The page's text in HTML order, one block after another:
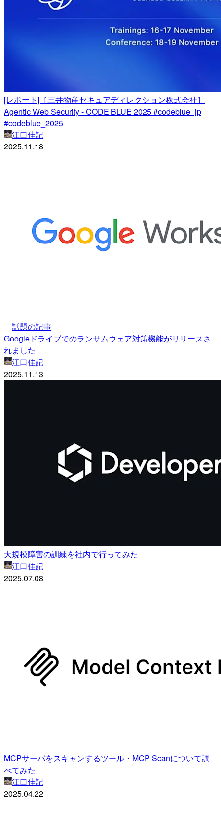
[レポート]［三井物産セキュアディレクション株式会社］
Agentic Web Security - CODE BLUE 2025 #codeblue_jp
#codeblue_2025
江口佳記
2025.11.18
話題の記事
Googleドライブでのランサムウェア対策機能がリリースさ
れました
江口佳記
2025.11.13
大規模障害の訓練を社内で行ってみた
江口佳記
2025.07.08
MCPサーバをスキャンするツール・MCP Scanについて調
べてみた
江口佳記
2025.04.22